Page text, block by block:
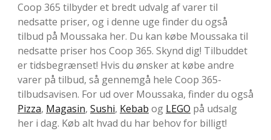
Coop 365 tilbyder et bredt udvalg af varer til
nedsatte priser, og i denne uge finder du også
tilbud på Moussaka her. Du kan købe Moussaka til
nedsatte priser hos Coop 365. Skynd dig! Tilbuddet
er tidsbegrænset! Hvis du ønsker at købe andre
varer på tilbud, så gennemgå hele Coop 365-
tilbudsavisen. For ud over Moussaka, finder du også
Pizza, Magasin, Sushi, Kebab og LEGO på udsalg
her i dag. Køb alt hvad du har behov for billigt!